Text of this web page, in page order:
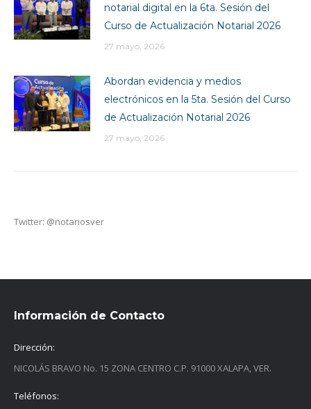
notarial digital en la 6ta. Sesión del
Curso de Actualización Notarial 2026
27 mayo, 2026
Abordan evidencia y medios
electrónicos en la 5ta. Sesión del Curso
de Actualización Notarial 2026
27 mayo, 2026
Twitter: @notariosver
Información de Contacto
Dirección:
NICOLÁS BRAVO No. 15 ZONA CENTRO C.P. 91000 XALAPA, VER.
Teléfonos: